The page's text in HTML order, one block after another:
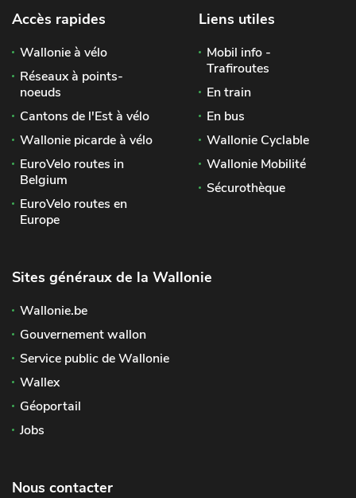
Accès rapides
Wallonie à vélo
Réseaux à points-
noeuds
Cantons de l'Est à vélo
Wallonie picarde à vélo
EuroVelo routes in
Belgium
EuroVelo routes en
Europe
Liens utiles
Mobil info -
Trafiroutes
En train
En bus
Wallonie Cyclable
Wallonie Mobilité
Sécurothèque
Sites généraux de la Wallonie
Wallonie.be
Gouvernement wallon
Service public de Wallonie
Wallex
Géoportail
Jobs
Nous contacter